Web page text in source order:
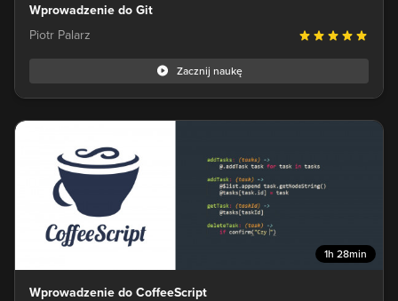
Wprowadzenie do Git
Piotr Palarz
Zacznij naukę
1h 28min
Wprowadzenie do CoffeeScript